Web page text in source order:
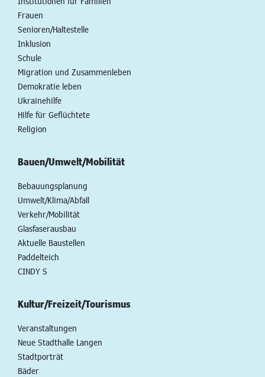
Frauen
Senioren/Haltestelle
Inklusion
Schule
Migration und Zusammenleben
Demokratie leben
Ukrainehilfe
Hilfe für Geflüchtete
Religion
Bauen/Umwelt/Mobilität
Bebauungsplanung
Umwelt/Klima/Abfall
Verkehr/Mobilität
Glasfaserausbau
Aktuelle Baustellen
Paddelteich
CINDY S
Kultur/Freizeit/Tourismus
Veranstaltungen
Neue Stadthalle Langen
Stadtporträt
Bäder